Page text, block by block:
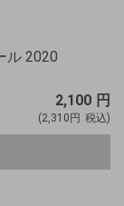
ル 2020
2,100 円
(2,310円 税込)